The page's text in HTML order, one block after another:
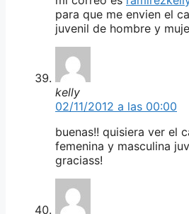
para que me envien el
juvenil de hombre y
kelly
02/11/2012 a las 00:00
buenas!! quisiera ver el
femenina y masculina
graciass!